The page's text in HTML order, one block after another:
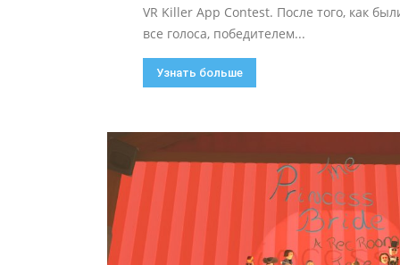
VR Killer App Contest. После того, как
все голоса, победителем...
Узнать больше